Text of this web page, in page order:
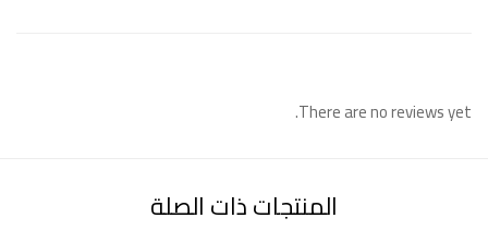
There are no reviews yet.
المنتجات ذات الصلة